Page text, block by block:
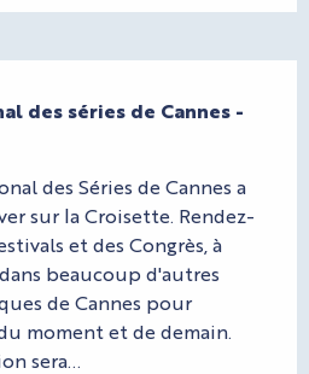
des séries de Cannes -
des Séries de Cannes a
sur la Croisette. Rendez-
et des Congrès, à
beaucoup d'autres
de Cannes pour
moment et de demain.
sera...